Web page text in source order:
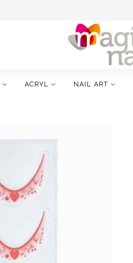
ACRYL NAIL ART